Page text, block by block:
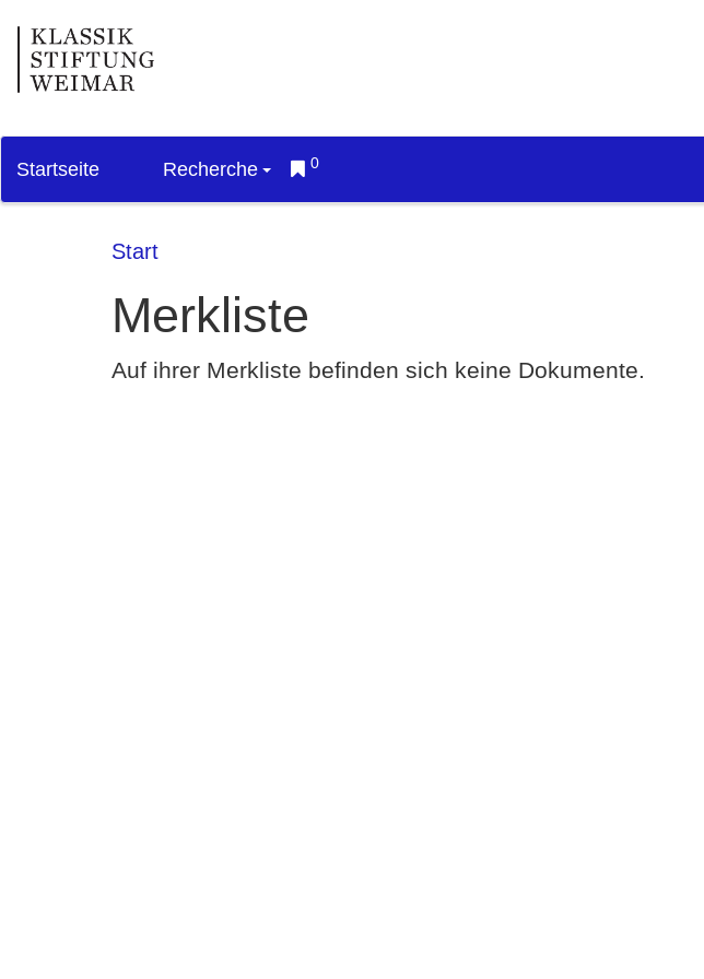
Startseite Recherche 0
Start
Merkliste
Auf ihrer Merkliste befinden sich keine Dokumente.